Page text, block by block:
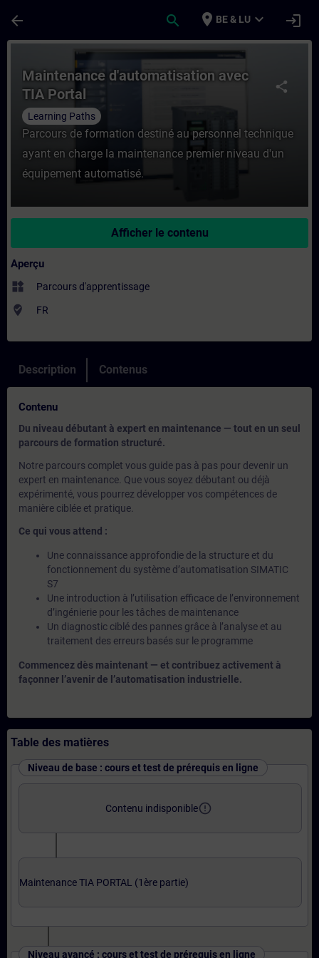
arrow_back search place BE & LU expand_more login
Cours - Maintenance d'automatisation
share
Maintenance d'automatisation avec
TIA Portal
Learning Paths
Parcours de formation destiné au personnel technique
ayant en charge la maintenance premier niveau d'un
équipement automatisé.
Afficher le contenu
Aperçu
widgets Parcours d'apprentissage
where_to_vote FR
Description Contenus
Contenu
Du niveau débutant à expert en maintenance — tout en un seul
parcours de formation structuré.
Notre parcours complet vous guide pas à pas pour devenir un
expert en maintenance. Que vous soyez débutant ou déjà
expérimenté, vous pourrez développer vos compétences de
manière ciblée et pratique.
Ce qui vous attend :
Une connaissance approfondie de la structure et du
fonctionnement du système d’automatisation SIMATIC
S7
Une introduction à l’utilisation efficace de l’environnement
d’ingénierie pour les tâches de maintenance
Un diagnostic ciblé des pannes grâce à l’analyse et au
traitement des erreurs basés sur le programme
Commencez dès maintenant — et contribuez activement à
façonner l’avenir de l’automatisation industrielle.
Table des matières
Niveau de base : cours et test de prérequis en ligne
Contenu indisponibleerror_outline
Maintenance TIA PORTAL (1ère partie)
Niveau avancé : cours et test de prérequis en ligne